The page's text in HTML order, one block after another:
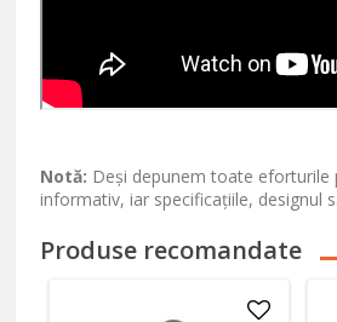
Notă: Deși depunem toate
informativ, iar specificațiile, designul
Produse recomandate